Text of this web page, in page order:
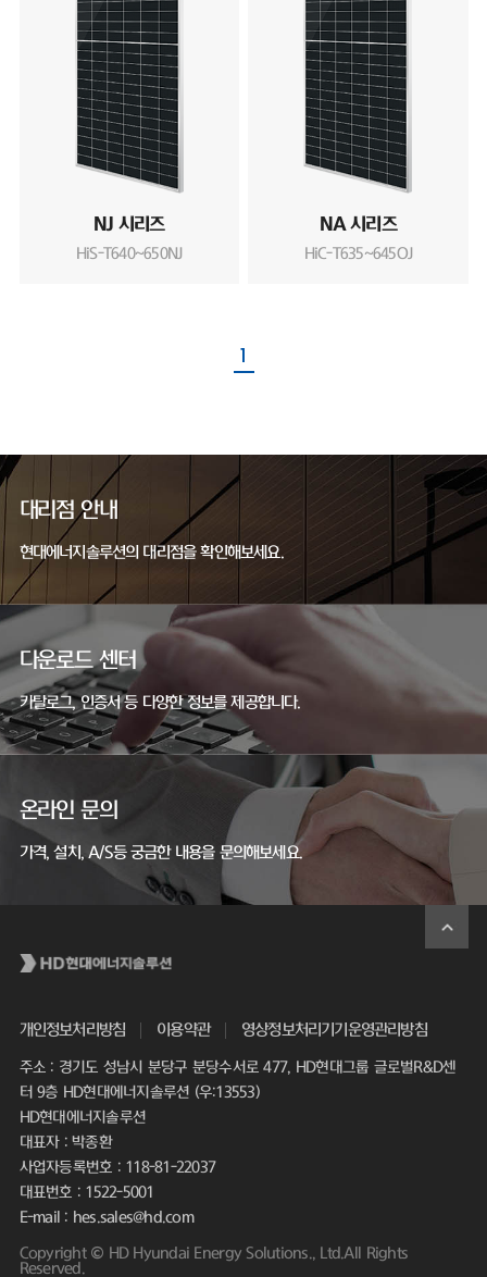
NJ 시리즈
HiS-T640~650NJ
NA 시리즈
HiC-T635~645OJ
1
대리점 안내
현대에너지솔루션의 대리점을 확인해보세요.
다운로드 센터
카탈로그, 인증서 등 다양한 정보를 제공합니다.
온라인 문의
가격, 설치, A/S등 궁금한 내용을 문의해보세요.
개인정보처리방침 이용약관 영상정보처리기기운영관리방침
주소 : 경기도 성남시 분당구 분당수서로 477, HD현대그룹 글로벌R&D센
터 9층 HD현대에너지솔루션 (우:13553)
HD현대에너지솔루션
대표자 : 박종환
사업자등록번호 : 118-81-22037
대표번호 : 1522-5001
E-mail : hes.sales@hd.com
Copyright © HD Hyundai Energy Solutions., Ltd.All Rights
Reserved.